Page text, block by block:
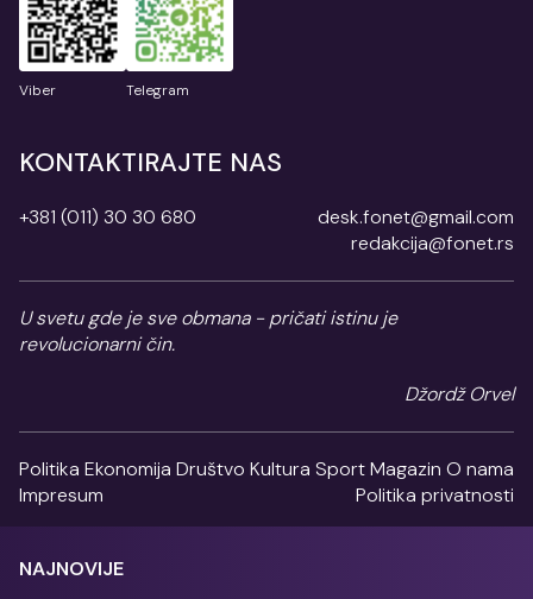
Viber Telegram
KONTAKTIRAJTE NAS
+381 (011) 30 30 680
desk.fonet@gmail.com
redakcija@fonet.rs
U svetu gde je sve obmana - pričati istinu je
revolucionarni čin.
Džordž Orvel
Politika Ekonomija Društvo Kultura SportMagazin O nama
Impresum
Politika privatnosti
NAJNOVIJE